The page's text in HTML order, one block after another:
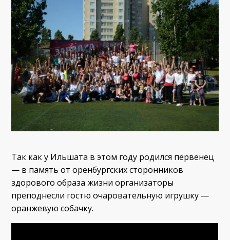
Так как у Ильшата в этом году родился первенец
— в память от оренбургских сторонников
здорового образа жизни организаторы
преподнесли гостю очаровательную игрушку —
оранжевую собачку.